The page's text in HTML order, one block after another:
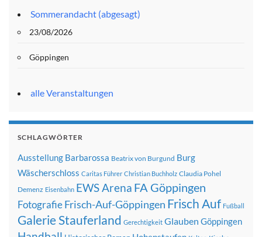
Sommerandacht (abgesagt)
23/08/2026
Göppingen
alle Veranstaltungen
SCHLAGWÖRTER
Ausstellung Barbarossa Beatrix von Burgund Burg
Wäscherschloss Caritas Führer Christian Buchholz Claudia Pohel
Demenz Eisenbahn EWS Arena FA Göppingen
FotografieFrisch-Auf-Göppingen Frisch Auf Fußball
Galerie Stauferland Gerechtigkeit Glauben Göppingen